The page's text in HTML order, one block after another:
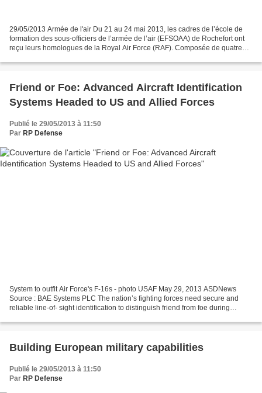
29/05/2013 Armée de l'air Du 21 au 24 mai 2013, les cadres de l’école de
formation des sous-officiers de l’armée de l’air (EFSOAA) de Rochefort ont
reçu leurs homologues de la Royal Air Force (RAF). Composée de quatre
Friend or Foe: Advanced Aircraft Identification
Systems Headed to US and Allied Forces
Publié le 29/05/2013 à 11:50
Par RP Defense
System to outfit Air Force's F-16s - photo USAF May 29, 2013 ASDNews
Source : BAE Systems PLC The nation’s fighting forces need secure and
reliable line-of- sight identification to distinguish friend from foe during
Building European military capabilities
Publié le 29/05/2013 à 11:50
Par RP Defense